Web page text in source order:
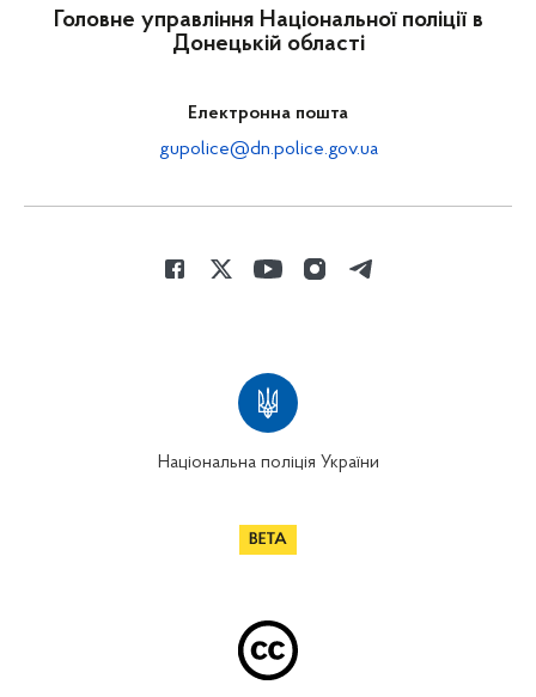
Головне управління Національної поліції в
Донецькій області
Електронна пошта
gupolice@dn.police.gov.ua
Національна поліція України